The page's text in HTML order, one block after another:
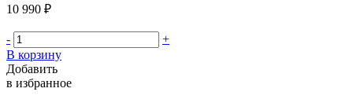
10 990 ₽
-
+
В корзину
Добавить
в избранное